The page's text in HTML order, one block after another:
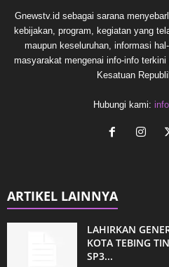
Gnewstv.id sebagai sarana
kebijakan, program, kegiatan yang
maupun keseluruhan, informasi
masyarakat mengenai info-info
Kesatuan
Hubungi kami:
ARTIKEL LAINNYA
LAHIRKAN
KOTA TEBING
SP3...